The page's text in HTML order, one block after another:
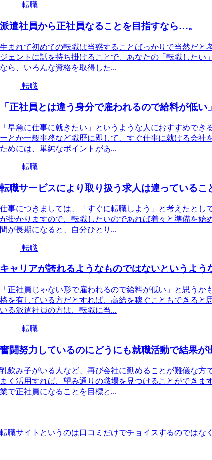
転職
派遣社員から正社員なることを目指すなら…。
生まれて初めての転職は当惑することばっかりで当然だ
ジェントに話を持ち掛けることで、あなたの「転職した
なら、いろんな資格を取得した...
転職
「正社員とは違う身分で雇われるので給料が低
「早急に仕事に就きたい」というような人におすすめで
ーとか一般事務など職歴に即して、すぐ仕事に就ける会
ためには、単純なポイントがあ...
転職
転職サービスにより取り扱う求人は違っているこ
仕事につきましては、「すぐに転職しよう」と考えたとし
が掛かりますので、転職したいのであれば着々と準備を
間が長期になると、自分ひとり...
転職
キャリアが誇れるようなものではないというよ
「正社員じゃない形で雇われるので給料が低い」と思う
格を有している方だとすれば、高給を稼ぐこともできると
いる派遣社員の方は、転職に当...
転職
奮闘努力しているのにどうにも就職活動で結果が
乳飲み子がいる人など、再び会社に勤めることが難儀な方
まく活用すれば、望み通りの職場を見つけることができ
業で正社員になることを目標と...
転職サイトというのは口コミだけでチョイスするのではな